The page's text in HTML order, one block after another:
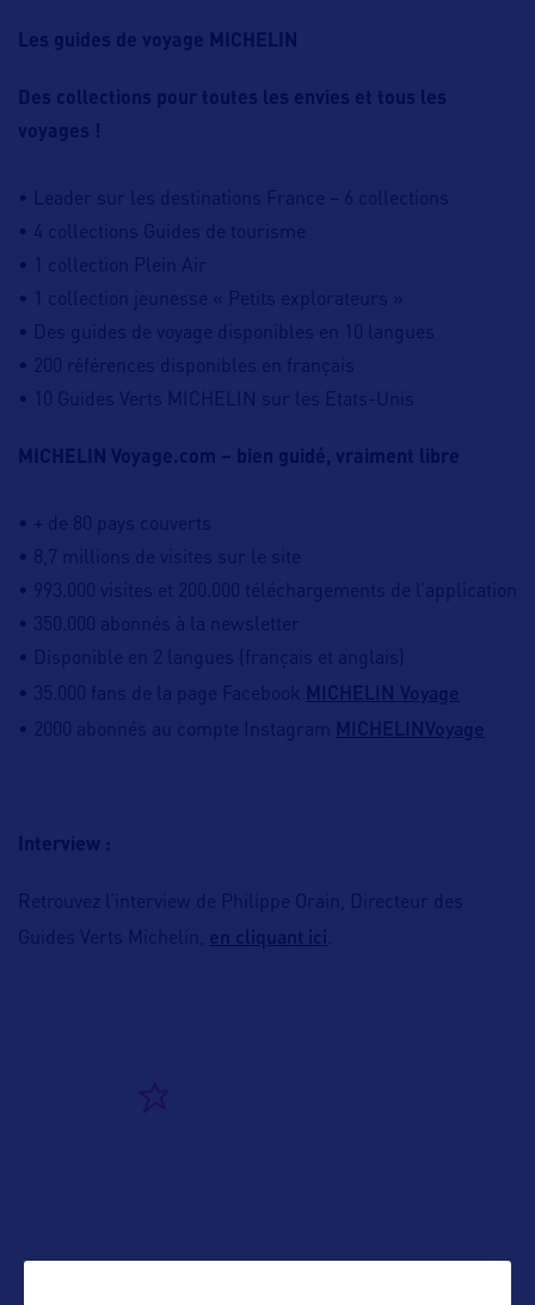
Les guides de voyage MICHELIN
Des collections pour toutes les envies et tous les
voyages !
• Leader sur les destinations France – 6 collections
• 4 collections Guides de tourisme
• 1 collection Plein Air
• 1 collection jeunesse « Petits explorateurs »
• Des guides de voyage disponibles en 10 langues
• 200 références disponibles en français
• 10 Guides Verts MICHELIN sur les Etats-Unis
MICHELIN Voyage.com – bien guidé, vraiment libre
• + de 80 pays couverts
• 8,7 millions de visites sur le site
• 993.000 visites et 200.000 téléchargements de l’application
• 350.000 abonnés à la newsletter
• Disponible en 2 langues (français et anglais)
​• 35.000 fans de la page Facebook MICHELIN Voyage
• 2000 abonnés au compte Instagram MICHELINVoyage
Interview :
Retrouvez l’interview de Philippe Orain, Directeur des
Guides Verts Michelin, en cliquant ici
27 Cours de l’île Seguin